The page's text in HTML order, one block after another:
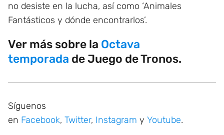
no desiste en la lucha, así como ‘Animales
Fantásticos y dónde encontrarlos’.
Ver más sobre la Octava
temporada de Juego de Tronos.
Síguenos
en Facebook, Twitter, Instagram y Youtube.